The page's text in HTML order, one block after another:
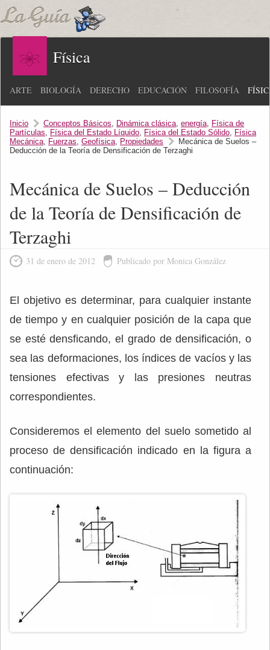
Física
ARTE BIOLOGÍA DERECHO EDUCACIÓN FILOSOFÍA
Inicio Conceptos Básicos, Dinámica clásica, energía, Física de
Partículas, Física del Estado Líquido, Física del Estado Sólido, Física
Mecánica, Fuerzas, Geofísica, Propiedades
Mecánica de Suelos –
Deducción de la Teoría de Densificación de Terzaghi
Mecánica de Suelos – Deducción
de la Teoría de Densificación de
Terzaghi
31 de enero de 2012 Publicado por Monica González
El objetivo es determinar, para cualquier instante
de tiempo y en cualquier posición de la capa que
se esté densficando, el grado de densificación, o
sea las deformaciones, los índices de vacíos y las
tensiones efectivas y las presiones neutras
correspondientes.
Consideremos el elemento del suelo sometido al
proceso de densificación indicado en la figura a
continuación: